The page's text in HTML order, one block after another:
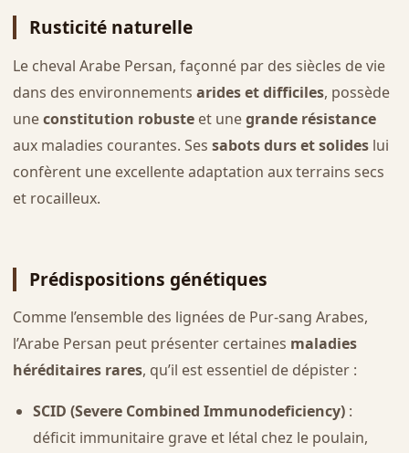
Rusticité naturelle
Le cheval Arabe Persan, façonné par des siècles de vie
dans des environnements arides et difficiles, possède
uneconstitution robusteet unegrande résistance
aux maladies courantes. Ses sabots durs et solideslui
confèrent une excellente adaptation aux terrains secs
et rocailleux.
Prédispositions génétiques
Comme l’ensemble des lignées de Pur-sang Arabes,
l’Arabe Persan peut présenter certaines maladies
héréditaires rares, qu’il est essentiel de dépister :
SCID (Severe Combined Immunodeficiency):
déficit immunitaire grave et létal chez le poulain,